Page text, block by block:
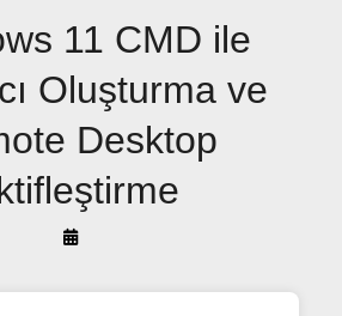
11 CMD ile
Oluşturma ve
Desktop
By
Akyüz